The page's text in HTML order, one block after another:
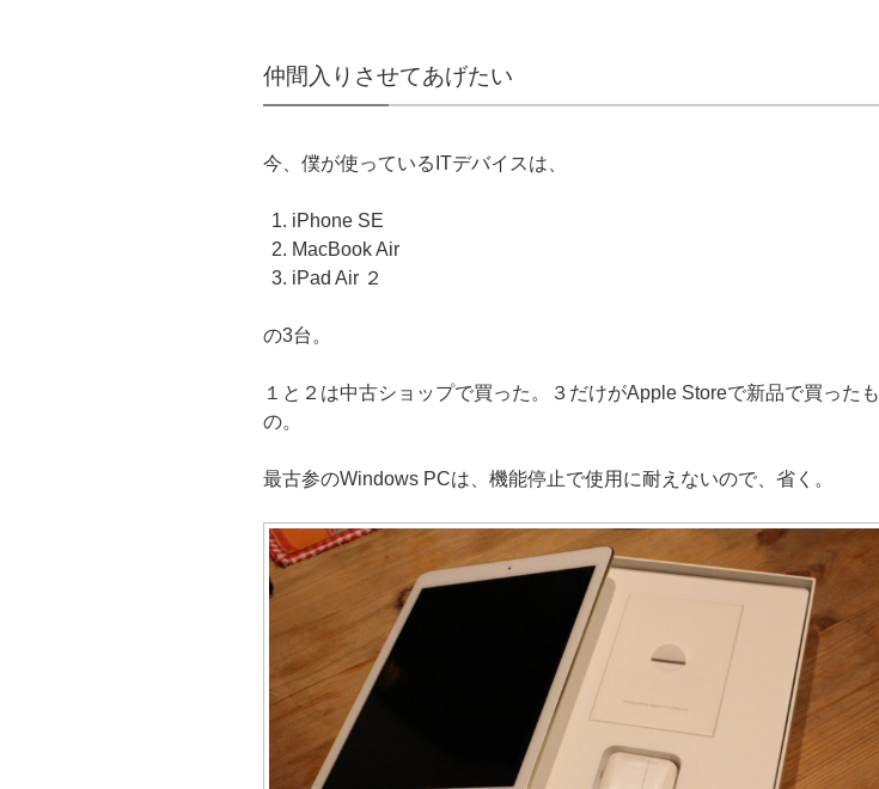
し
い
ウ
ウ
で
ま
す
)
き
ま
す
で
開
き
ま
す
)
仲間入りさせてあげたい
今、僕が使っているITデバイスは、
iPhone SE
MacBook Air
iPad Air ２
の3台。
１と２は中古ショップで買った。３だけがApple Storeで新品で買ったも
の。
最古参のWindows PCは、機能停止で使用に耐えないので、省く。